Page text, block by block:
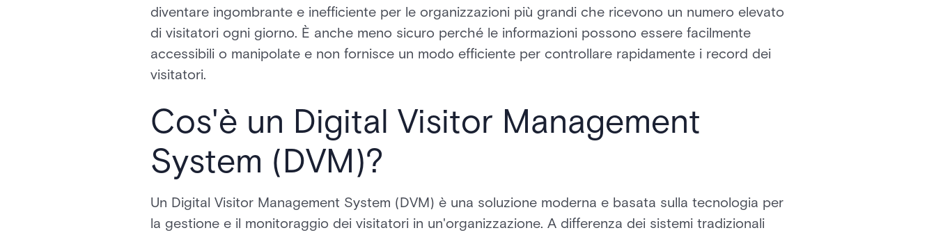
diventare ingombrante e inefficiente per le organizzazioni più grandi che ricevono un numero elevato
di visitatori ogni giorno. È anche meno sicuro perché le informazioni possono essere facilmente
accessibili o manipolate e non fornisce un modo efficiente per controllare rapidamente i record dei
visitatori.
Cos'è un Digital Visitor Management
System (DVM)?
Un Digital Visitor Management System (DVM) è una soluzione moderna e basata sulla tecnologia per
la gestione e il monitoraggio dei visitatori in un'organizzazione. A differenza dei sistemi tradizionali